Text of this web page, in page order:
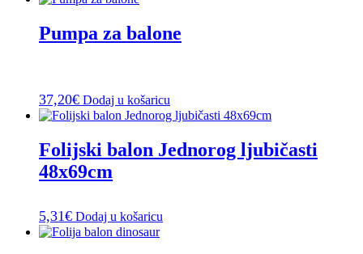
Pumpa za balone
37,20€ Dodaj u košaricu
Folijski balon Jednorog ljubičasti
48x69cm
5,31€ Dodaj u košaricu